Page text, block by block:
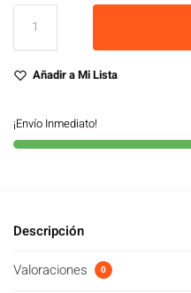
Añadir a Mi Lista
¡Envío Inmediato!
Descripción
Valoraciones 0